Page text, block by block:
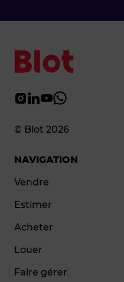
© Blot 2026
NAVIGATION
Vendre
Estimer
Acheter
Louer
Faire gérer